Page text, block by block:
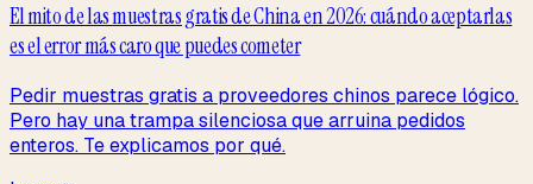
El mito de las muestras gratis de China en 2026: cuándo aceptarlas
es el error más caro que puedes cometer
Pedir muestras gratis a proveedores chinos parece lógico.
Pero hay una trampa silenciosa que arruina pedidos
enteros. Te explicamos por qué.